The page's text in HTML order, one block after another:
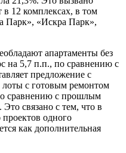
в 12 комплексах, в том
Парк», «Искра Парк»,
апартаменты без
на 5,7 п.п., по сравнению с
предложение с
с готовым ремонтом
сравнению с прошлым
связано с тем, что в
одного
как дополнительная